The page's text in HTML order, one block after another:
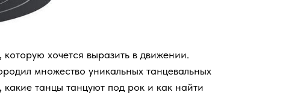
хочется выразить в движении.
множество уникальных танцевальных
танцы танцуют под рок и как найти